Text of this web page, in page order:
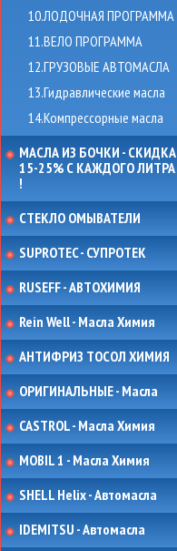
10.ЛОДОЧНАЯ ПРОГРАММА
11.ВЕЛО ПРОГРАММА
12.ГРУЗОВЫЕ АВТОМАСЛА
13.Гидравлические масла
14.Компрессорные масла
МАСЛА ИЗ БОЧКИ - СКИДКА
15-25% С КАЖДОГО ЛИТРА
!
СТЕКЛО ОМЫВАТЕЛИ
SUPROTEC - СУПРОТЕК
RUSEFF - АВТОХИМИЯ
Rein Well - Масла Химия
АНТИФРИЗ ТОСОЛ ХИМИЯ
ОРИГИНАЛЬНЫЕ - Масла
CASTROL - Масла Химия
MOBIL 1 - Масла Химия
SHELL Helix - Автомасла
IDEMITSU - Автомасла